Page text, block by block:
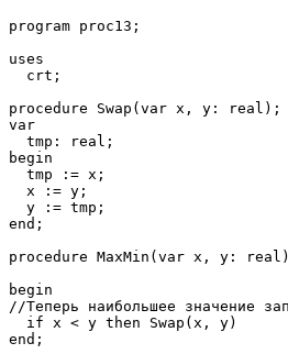
program proc13;
uses
  crt;
procedure Swap(var x, y: real);
var
  tmp: real;
begin
  tmp := x;
  x := y;
  y := tmp;
end;
procedure MaxMin(var x, y:
begin
//Теперь наибольшее значение
  if x < y then Swap(x, y)
end;